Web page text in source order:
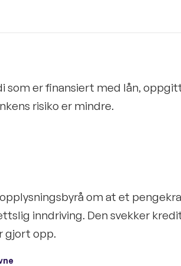
som er finansiert med lån,
risiko er mindre.
om at et
inndriving. Den svekker
gjort opp.